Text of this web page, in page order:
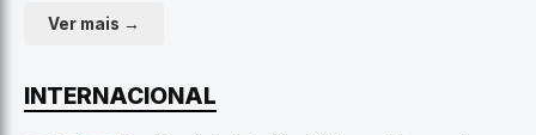
Ver mais →
INTERNACIONAL